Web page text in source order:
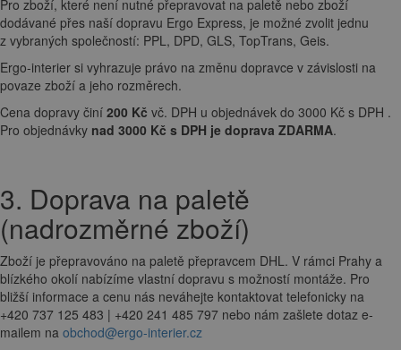
Pro zboží, které není nutné přepravovat na paletě nebo zboží
dodávané přes naší dopravu Ergo Express, je možné zvolit jednu
z vybraných společností: PPL, DPD, GLS, TopTrans, Geis.
Ergo-interier si vyhrazuje právo na změnu dopravce v závislosti na
povaze zboží a jeho rozměrech.
Cena dopravy činí 200 Kč vč. DPH u objednávek do 3000 Kč s DPH .
Pro objednávky nad 3000 Kč s DPH je doprava ZDARMA.
3. Doprava na paletě
(nadrozměrné zboží)
Zboží je přepravováno na paletě přepravcem DHL. V rámci Prahy a
blízkého okolí nabízíme vlastní dopravu s možností montáže. Pro
bližší informace a cenu nás neváhejte kontaktovat telefonicky na
+420 737 125 483 | +420 241 485 797 nebo nám zašlete dotaz e-
mailem na obchod@ergo-interier.cz